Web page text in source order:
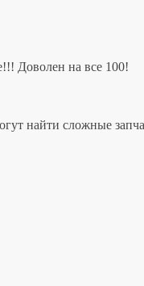
Доволен на все 100!
найти сложные